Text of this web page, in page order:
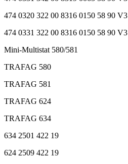
474 0320 322 00 8316 0150 58 90 V3
474 0331 322 00 8316 0150 58 90 V3
Mini-Multistat 580/581
TRAFAG 580
TRAFAG 581
TRAFAG 624
TRAFAG 634
634 2501 422 19
624 2509 422 19